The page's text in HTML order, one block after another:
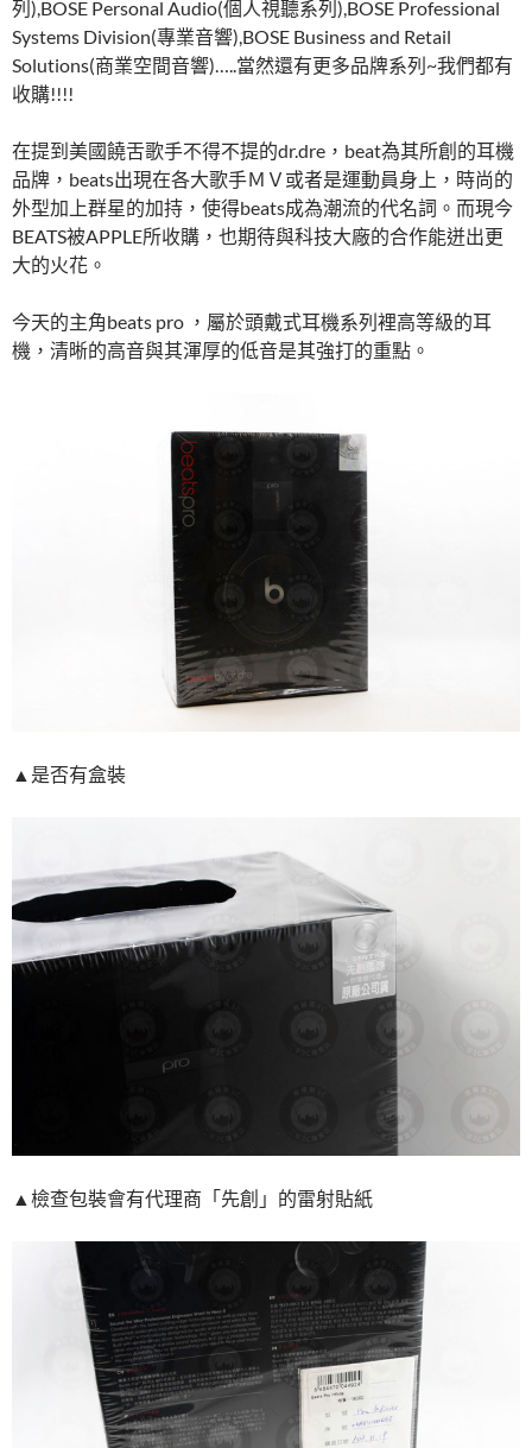
k
列),BOSE Personal Audio(個人視聽系列),BOSE Professional
Systems Division(專業音響),BOSE Business and Retail
Solutions(商業空間音響)…..當然還有更多品牌系列~我們都有
收購!!!!
在提到美國饒舌歌手不得不提的dr.dre，beat為其所創的耳機
品牌，beats出現在各大歌手ＭＶ或者是運動員身上，時尚的
外型加上群星的加持，使得beats成為潮流的代名詞。而現今
BEATS被APPLE所收購，也期待與科技大廠的合作能迸出更
大的火花。
今天的主角beats pro ，屬於頭戴式耳機系列裡高等級的耳
機，清晰的高音與其渾厚的低音是其強打的重點。
▲是否有盒裝
▲檢查包裝會有代理商「先創」的雷射貼紙